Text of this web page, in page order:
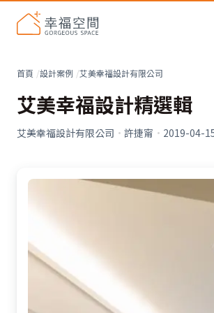
首頁 設計案例 艾美幸福設計有限公司
艾美幸福設計精選輯
艾美幸福設計有限公司 · 許捷甯 · 2019-04-